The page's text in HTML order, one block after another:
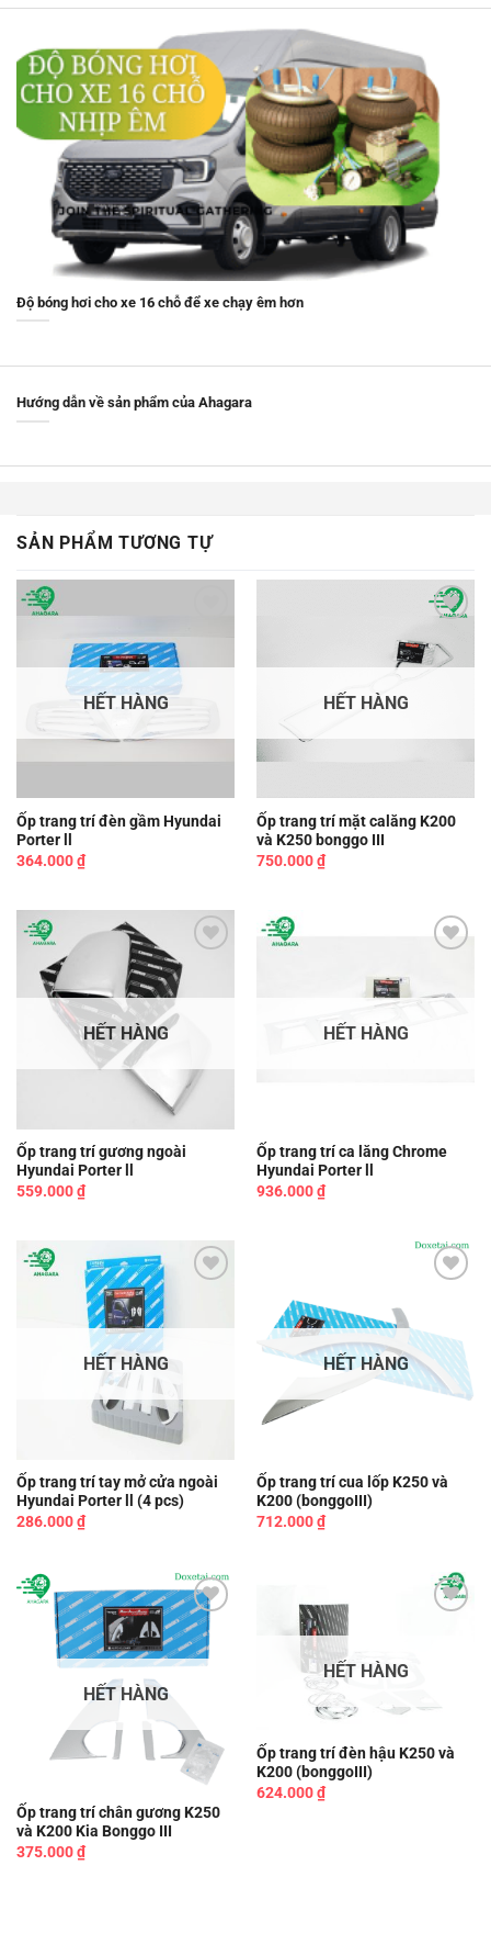
Độ bóng hơi cho xe 16 chỗ để xe chạy êm hơn
Hướng dẫn về sản phẩm của Ahagara
SẢN PHẨM TƯƠNG TỰ
HẾT HÀNG
Ốp trang trí đèn gầm Hyundai
Porter ll
364.000₫
wishlist
HẾT HÀNG
Ốp trang trí mặt calăng K200
và K250 bonggo III
750.000₫
Add to
wishlist
HẾT HÀNG
Ốp trang trí gương ngoài
Hyundai Porter ll
559.000₫
HẾT HÀNG
Ốp trang trí ca lăng Chrome
Hyundai Porter ll
936.000₫
HẾT HÀNG
Ốp trang trí tay mở cửa ngoài
Hyundai Porter ll (4 pcs)
286.000₫
HẾT HÀNG
Ốp trang trí cua lốp K250 và
K200 (bonggoIII)
712.000₫
Add to
wishlist
HẾT HÀNG
Ốp trang trí chân gương K250
và K200 Kia Bonggo III
375.000₫
HẾT HÀNG
Ốp trang trí đèn hậu K250 và
K200 (bonggoIII)
624.000₫